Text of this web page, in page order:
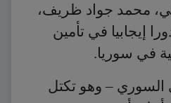
محمد جواد ظريف،
إيجابيا في تأمين
في سوريا.
السوري – وهو تكتل